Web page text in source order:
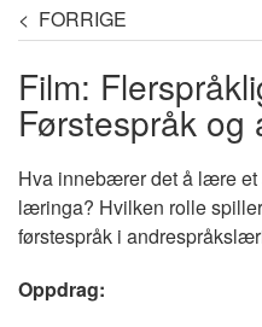
< FORRIGE
Film:
Førstespråk og
Hva innebærer det å lære et
læringa? Hvilken rolle
førstespråk i
Oppdrag: